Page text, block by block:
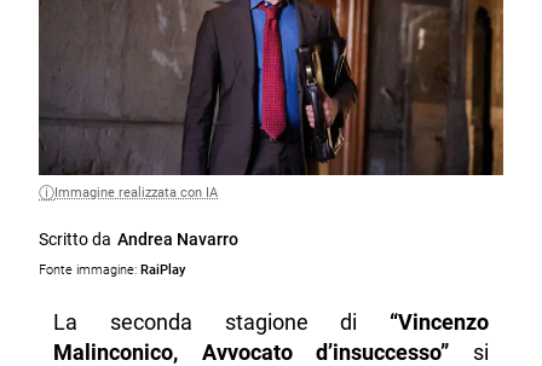
Immagine realizzata con IA
Scritto da Andrea Navarro
Fonte immagine: RaiPlay
La seconda stagione di “Vincenzo
Malinconico, Avvocato d’insuccesso” si